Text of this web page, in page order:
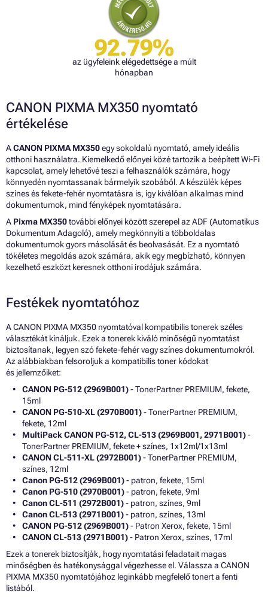
92.79%
az ügyfeleink elégedettsége a múlt
hónapban
CANON PIXMA MX350 nyomtató
értékelése
ACANON PIXMA MX350egy sokoldalú nyomtató, amely ideális
otthoni használatra. Kiemelkedő előnyei közé tartozik a beépített Wi-Fi
kapcsolat, amely lehetővé teszi a felhasználók számára, hogy
könnyedén nyomtassanak bármelyik szobából. A készülék képes
színes és fekete-fehér nyomtatásra is, így kiválóan alkalmas mind
dokumentumok, mind fényképek nyomtatására.
A Pixma MX350további előnyei között szerepel az ADF (Automatikus
Dokumentum Adagoló), amely megkönnyíti a többoldalas
dokumentumok gyors másolását és beolvasását. Ez a nyomtató
tökéletes megoldás azok számára, akik egy megbízható, könnyen
kezelhető eszközt keresnek otthoni irodájuk számára.
Festékek nyomtatóhoz
A CANON PIXMA MX350 nyomtatóval kompatibilis tonerek széles
választékát kínáljuk. Ezek a tonerek kiváló minőségű nyomtatást
biztosítanak, legyen szó fekete-fehér vagy színes dokumentumokról.
Az alábbiakban felsoroljuk a kompatibilis toner kódokat
és jellemzőiket:
CANON PG-512 (2969B001)- TonerPartner PREMIUM, fekete,
15ml
CANON PG-510-XL (2970B001)- TonerPartner PREMIUM,
fekete, 12ml
MultiPack CANON PG-512, CL-513 (2969B001, 2971B001)-
TonerPartner PREMIUM, fekete + színes, 1x12ml/1x13ml
CANON CL-511-XL (2972B001)- TonerPartner PREMIUM,
színes, 12ml
Canon PG-512 (2969B001)- patron, fekete, 15ml
Canon PG-510 (2970B001)- patron, fekete, 9ml
Canon CL-511 (2972B001)- patron, színes, 9ml
Canon CL-513 (2971B001)- patron, színes, 13ml
CANON PG-512 (2969B001)- Patron Xerox, fekete, 15ml
CANON CL-513 (2971B001)- Patron Xerox, színes, 17ml
Ezek a tonerek biztosítják, hogy nyomtatási feladatait magas
minőségben és hatékonysággal végezhesse el. Válassza a CANON
PIXMA MX350 nyomtatójához leginkább megfelelő tonert a fenti
listából.